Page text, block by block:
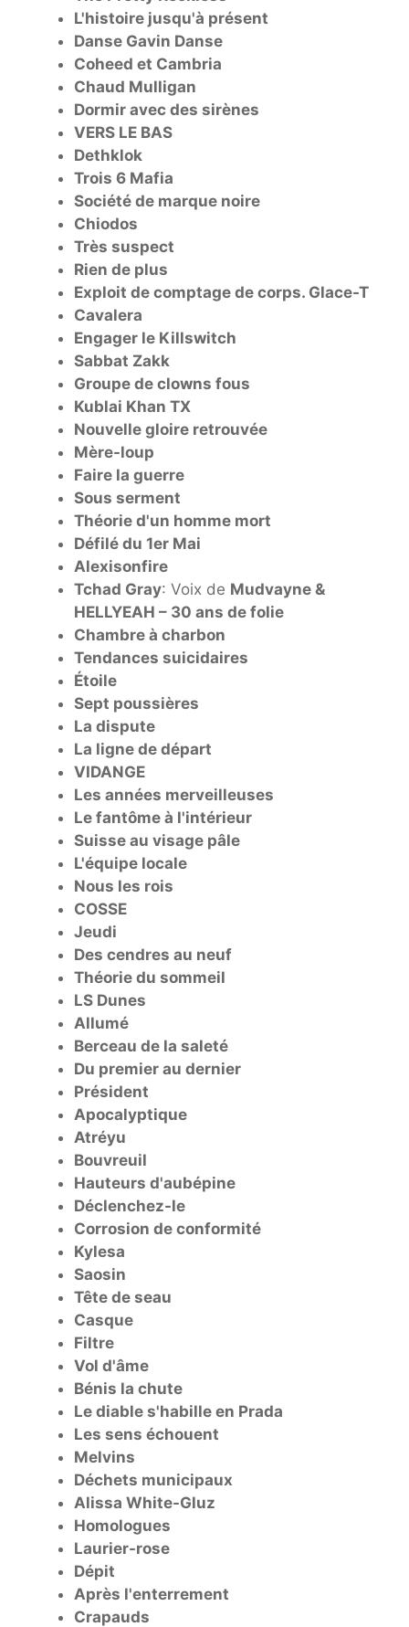
L'histoire jusqu'à présent
Danse Gavin Danse
Coheed et Cambria
Chaud Mulligan
Dormir avec des sirènes
VERS LE BAS
Dethklok
Trois 6 Mafia
Société de marque noire
Chiodos
Très suspect
Rien de plus
Exploit de comptage de corps. Glace-T
Cavalera
Engager le Killswitch
Sabbat Zakk
Groupe de clowns fous
Kublai Khan TX
Nouvelle gloire retrouvée
Mère-loup
Faire la guerre
Sous serment
Théorie d'un homme mort
Défilé du 1er Mai
Alexisonfire
Tchad Gray: Voix de Mudvayne &
HELLYEAH – 30 ans de folie
Chambre à charbon
Tendances suicidaires
Étoile
Sept poussières
La dispute
La ligne de départ
VIDANGE
Les années merveilleuses
Le fantôme à l'intérieur
Suisse au visage pâle
L'équipe locale
Nous les rois
COSSE
Jeudi
Des cendres au neuf
Théorie du sommeil
LS Dunes
Allumé
Berceau de la saleté
Du premier au dernier
Président
Apocalyptique
Atréyu
Bouvreuil
Hauteurs d'aubépine
Déclenchez-le
Corrosion de conformité
Kylesa
Saosin
Tête de seau
Casque
Filtre
Vol d'âme
Bénis la chute
Le diable s'habille en Prada
Les sens échouent
Melvins
Déchets municipaux
Alissa White-Gluz
Homologues
Laurier-rose
Dépit
Après l'enterrement
Crapauds